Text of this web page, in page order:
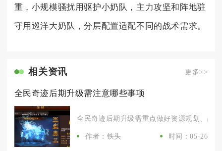
重，小规模骚扰用驱护小奶队，主力攻坚和阵地驻
守用巡洋大奶队，分层配置适配不同的战术需求。
相关资讯 更多>>
全民奇迹后期升级需注意哪些事项
全民奇迹后期升级需重点做好资源规划、战
作者：铁头 时间：05-26